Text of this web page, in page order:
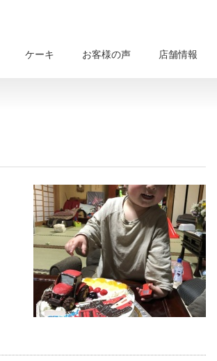
ケーキ お客様の声 店舗情報